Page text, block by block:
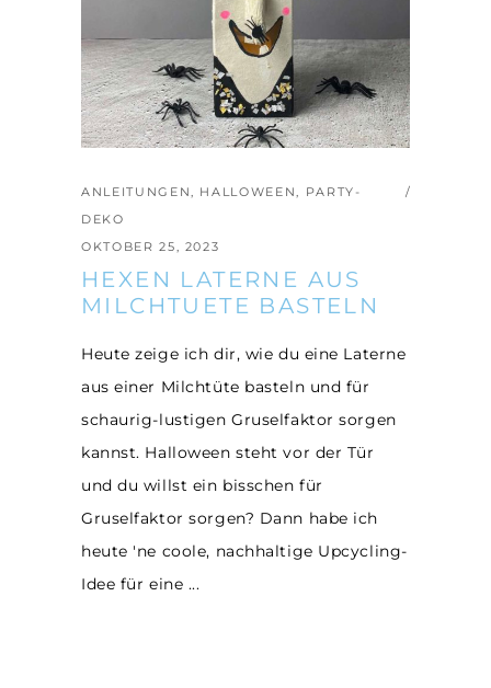
ANLEITUNGEN, HALLOWEEN, PARTY-
DEKO
OKTOBER 25, 2023
HEXEN LATERNE AUS
MILCHTUETE BASTELN
Heute zeige ich dir, wie du eine Laterne
aus einer Milchtüte basteln und für
schaurig-lustigen Gruselfaktor sorgen
kannst. Halloween steht vor der Tür
und du willst ein bisschen für
Gruselfaktor sorgen? Dann habe ich
heute 'ne coole, nachhaltige Upcycling-
Idee für eine